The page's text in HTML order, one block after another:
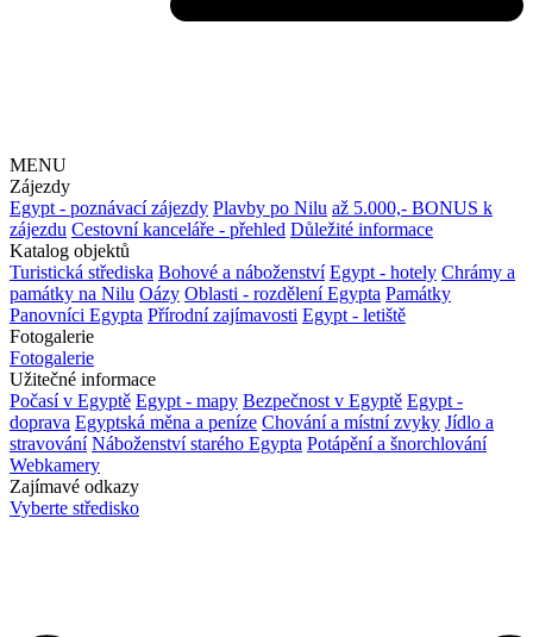
MENU
Zájezdy
Egypt - poznávací zájezdy Plavby po Nilu až 5.000,- BONUS k
zájezdu Cestovní kanceláře - přehled Důležité informace
Katalog objektů
Turistická střediska Bohové a náboženství Egypt - hotely Chrámy a
památky na Nilu Oázy Oblasti - rozdělení Egypta Památky
Panovníci Egypta Přírodní zajímavosti Egypt - letiště
Fotogalerie
Fotogalerie
Užitečné informace
Počasí v Egyptě Egypt - mapy Bezpečnost v Egyptě Egypt -
doprava Egyptská měna a peníze Chování a místní zvyky Jídlo a
stravování Náboženství starého Egypta Potápění a šnorchlování
Webkamery
Zajímavé odkazy
Vyberte středisko